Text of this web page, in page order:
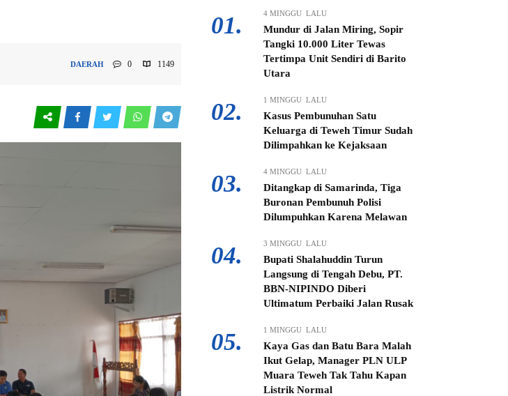
DAERAH 0 1149
01. 4 MINGGU LALU
Mundur di Jalan Miring, Sopir
Tangki 10.000 Liter Tewas
Tertimpa Unit Sendiri di Barito
Utara
02. 1 MINGGU LALU
Kasus Pembunuhan Satu
Keluarga di Teweh Timur Sudah
Dilimpahkan ke Kejaksaan
03. 4 MINGGU LALU
Ditangkap di Samarinda, Tiga
Buronan Pembunuh Polisi
Dilumpuhkan Karena Melawan
04. 3 MINGGU LALU
Bupati Shalahuddin Turun
Langsung di Tengah Debu, PT.
BBN-NIPINDO Diberi
Ultimatum Perbaiki Jalan Rusak
05. 1 MINGGU LALU
Kaya Gas dan Batu Bara Malah
Ikut Gelap, Manager PLN ULP
Muara Teweh Tak Tahu Kapan
Listrik Normal